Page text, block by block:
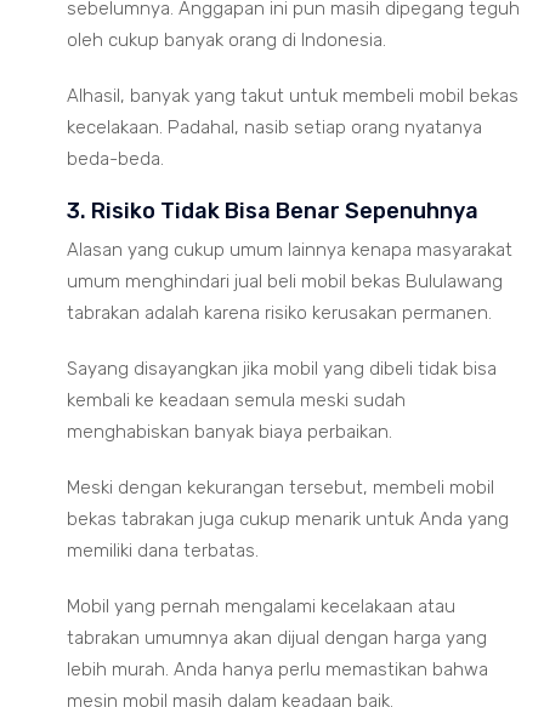
sebelumnya. Anggapan ini pun masih dipegang teguh
oleh cukup banyak orang di Indonesia.
Alhasil, banyak yang takut untuk membeli mobil bekas
kecelakaan. Padahal, nasib setiap orang nyatanya
beda-beda.
3. Risiko Tidak Bisa Benar Sepenuhnya
Alasan yang cukup umum lainnya kenapa masyarakat
umum menghindari jual beli mobil bekas Bululawang
tabrakan adalah karena risiko kerusakan permanen.
Sayang disayangkan jika mobil yang dibeli tidak bisa
kembali ke keadaan semula meski sudah
menghabiskan banyak biaya perbaikan.
Meski dengan kekurangan tersebut, membeli mobil
bekas tabrakan juga cukup menarik untuk Anda yang
memiliki dana terbatas.
Mobil yang pernah mengalami kecelakaan atau
tabrakan umumnya akan dijual dengan harga yang
lebih murah. Anda hanya perlu memastikan bahwa
mesin mobil masih dalam keadaan baik.